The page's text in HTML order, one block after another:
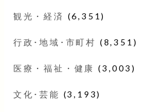
観光・経済 (6,351)
行政･地域･市町村 (8,351)
医療・福祉・健康 (3,003)
文化･芸能 (3,193)